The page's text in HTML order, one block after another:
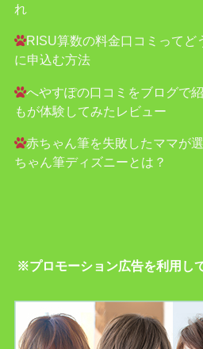
れ
RISU算数の料金口コミってど
に申込む方法
へやすぽの口コミをブログで
もが体験してみたレビュー
赤ちゃん筆を失敗したママが
ちゃん筆ディズニーとは？
※プロモーション広告を利用し